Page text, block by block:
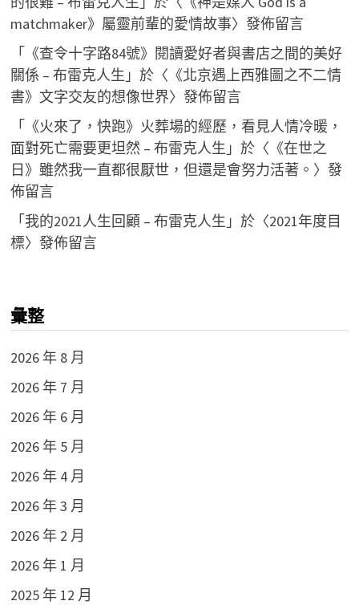
matchmaker》屬靈前輩的愛情故事〉發佈留言
「《查令十字路84號》閱讀愛好者與書店之間的美好
關係 – 布雷克人生 」於〈 《北京遇上西雅圖之不二情
書》文字交友的想像世界〉發佈留言
「《火來了，快跑》火葬場的經歷，看見人情冷暖，
面對死亡需要更坦然 – 布雷克人生 」於〈 《在世之
日》雖然我一直都很厭世，但還是會努力活著。 〉發
佈留言
「我的2021人生回顧 – 布雷克人生 」於〈2021年度目
標〉發佈留言
彙整
2026 年 8 月
2026 年 7 月
2026 年 6 月
2026 年 5 月
2026 年 4 月
2026 年 3 月
2026 年 2 月
2026 年 1 月
2025 年 12 月